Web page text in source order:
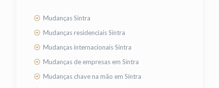
Mudanças Sintra
Mudanças residenciais Sintra
Mudanças internacionais Sintra
Mudanças de empresas em Sintra
Mudanças chave na mão em Sintra